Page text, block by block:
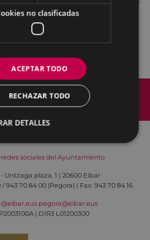
Arakistain / Einer Rodriguez /
/ Federico Cuenca / Silvia
/Josean Carbajo /
/ Valentín Gabanzon / Nemesio
/ Fernando Alonso
del Sitio
Aviso legal
de cookies
Contacto
redes sociales del Ayuntamiento
Untzaga plaza, 1 | 20600 Eibar
/ 943 70 84 00 (Pegora) | Fax: 943 70 84 16
pegora@eibar.eus
| DIR3 L01200300
no clasificadas
ACEPTAR TODO
RECHAZAR TODO
DETALLES